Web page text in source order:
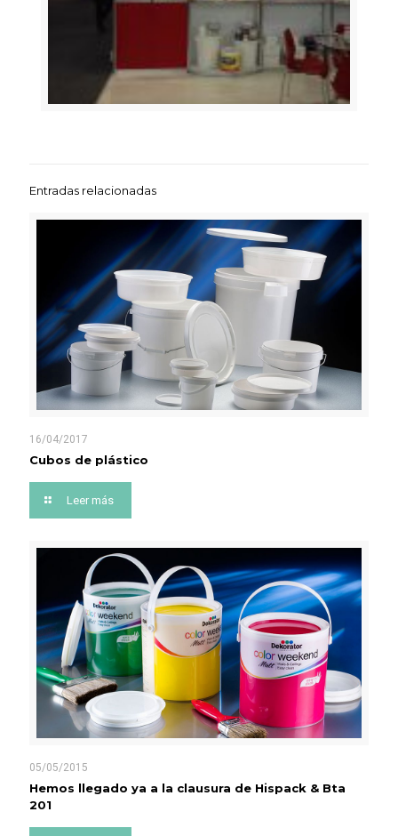
Entradas relacionadas
16/04/2017
Cubos de plástico
Leer más
05/05/2015
Hemos llegado ya a la clausura de Hispack & Bta
201